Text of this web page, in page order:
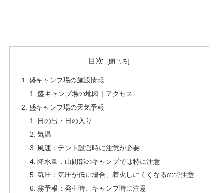
目次
盛キャンプ場の施設情報
盛キャンプ場の地図｜アクセス
盛キャンプ場の天気予報
日の出・日の入り
気温
風速：テント設営時に注意が必要
降水量：山間部のキャンプでは特に注意
気圧：気圧が低い場合、着火しにくくなるので注意
霧予報：発生時、キャンプ時に注意